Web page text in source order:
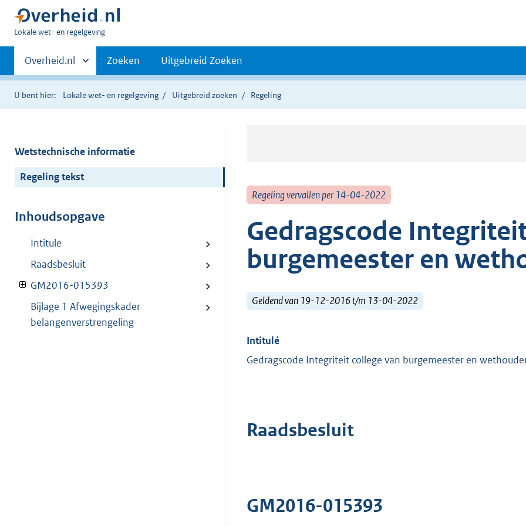
U
hier:
Lokale wet- en regelgeving
Primaire
navigatie
Andere
sites
binnen
Overheid.nl Zoeken Uitgebreid Zoeken
U bent hier: Lokale wet- en regelgeving Uitgebreid zoeken Regeling
Wetstechnische informatie
Regeling tekst
Inhoudsopgave
Intitule
Raadsbesluit
GM2016-015393
Bijlage 1 Afwegingskader
belangenverstrengeling
Regeling vervallen per 14-04-2022
Gedragscode
burgemeester en
Geldend van 19-12-2016 t/m 13-04-2022
Intitulé
Gedragscode Integriteit college van burgemeester en
Raadsbesluit
GM2016-015393